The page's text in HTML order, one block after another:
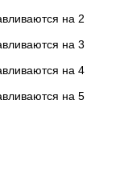
на 2
на 3
на 4
на 5